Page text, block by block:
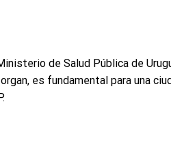
de Salud Pública de
es fundamental para una